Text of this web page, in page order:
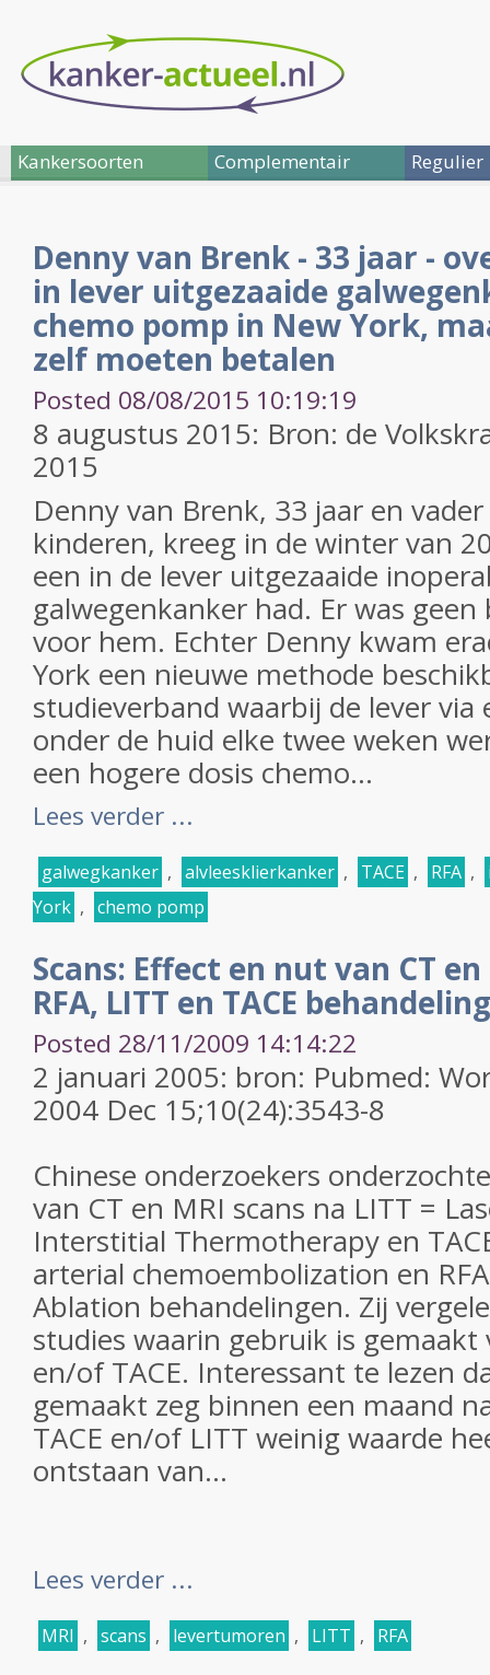
Kankersoorten Complementair Regulier
Denny van Brenk - 33 jaar -
in lever uitgezaaide
chemo pomp in New York,
zelf moeten betalen
Posted 08/08/2015 10:19:19
8 augustus 2015: Bron: de
2015
Denny van Brenk, 33 jaar en
kinderen, kreeg in de winter van
een in de lever uitgezaaide
galwegenkanker had. Er was
voor hem. Echter Denny kwam
York een nieuwe methode
studieverband waarbij de lever via
onder de huid elke twee weken
een hogere dosis chemo...
Lees verder ...
galwegkanker , alvleesklierkanker , TACE , RFA ,
York , chemo pomp
Scans: Effect en nut van CT en
RFA, LITT en TACE
Posted 28/11/2009 14:14:22
2 januari 2005: bron: Pubmed:
2004 Dec 15;10(24):3543-8
Chinese onderzoekers
van CT en MRI scans na LITT =
Interstitial Thermotherapy en
arterial chemoembolization en
Ablation behandelingen. Zij
studies waarin gebruik is gemaakt
en/of TACE. Interessant te lezen
gemaakt zeg binnen een maand
TACE en/of LITT weinig waarde
ontstaan van...
Lees verder ...
MRI , scans , levertumoren , LITT , RFA